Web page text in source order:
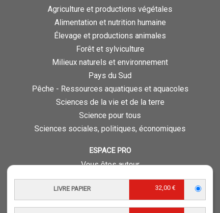
LIVRE PAPIER 32,00 €
Agriculture et productions végétales
Alimentation et nutrition humaine
Élevage et productions animales
Forêt et sylviculture
Milieux naturels et environnement
Pays du Sud
Pêche - Ressources aquatiques et aquacoles
Sciences de la vie et de la terre
Science pour tous
Sciences sociales, politiques, économiques
ESPACE PRO
Vous êtes auteur
Vous êtes journaliste
Vous êtes libraire